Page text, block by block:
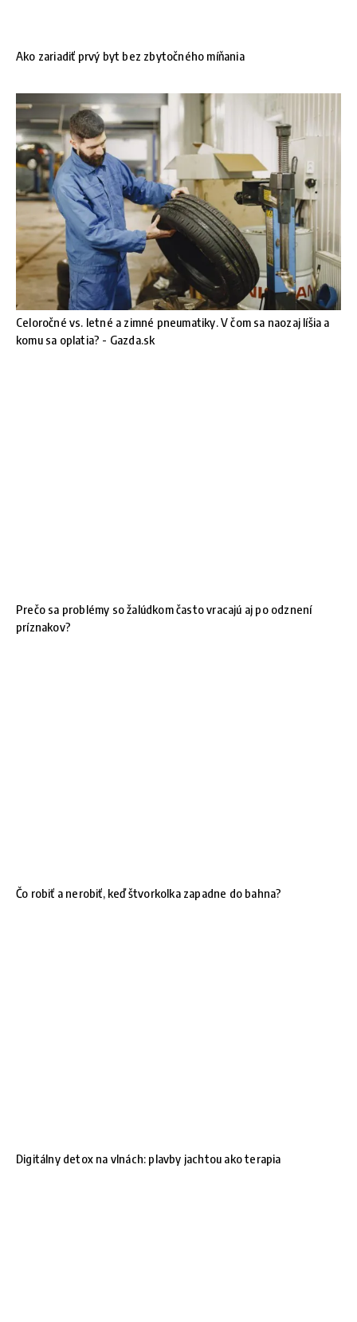
Ako zariadiť prvý byt bez zbytočného míňania
Celoročné vs. letné a zimné pneumatiky. V čom sa naozaj líšia a
komu sa oplatia? - Gazda.sk
Prečo sa problémy so žalúdkom často vracajú aj po odznení
príznakov?
Čo robiť a nerobiť, keď štvorkolka zapadne do bahna?
Digitálny detox na vlnách: plavby jachtou ako terapia